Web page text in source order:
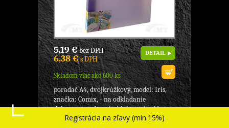
5,19 €bez DPH
6,38 €s DPH
Skladom viac ako 600 ks
DETAIL
poradač A4, dvojkrúžkový, model: Iris,
značka: Comix, - na odkladanie
dokumentov, formát A4, kapacita 16 mm,
- typ krúžku...
Registrácia na zľavy (min.15%)